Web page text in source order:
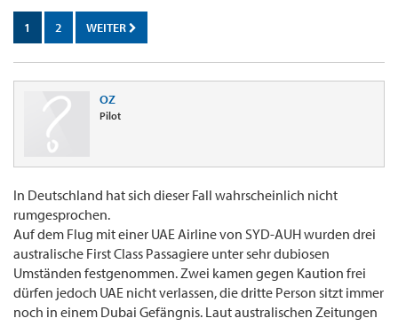
1 2 WEITER
OZ
Pilot
In Deutschland hat sich dieser Fall wahrscheinlich nicht
rumgesprochen.
Auf dem Flug mit einer UAE Airline von SYD-AUH wurden drei
australische First Class Passagiere unter sehr dubiosen
Umständen festgenommen. Zwei kamen gegen Kaution frei
dürfen jedoch UAE nicht verlassen, die dritte Person sitzt immer
noch in einem Dubai Gefängnis. Laut australischen Zeitungen